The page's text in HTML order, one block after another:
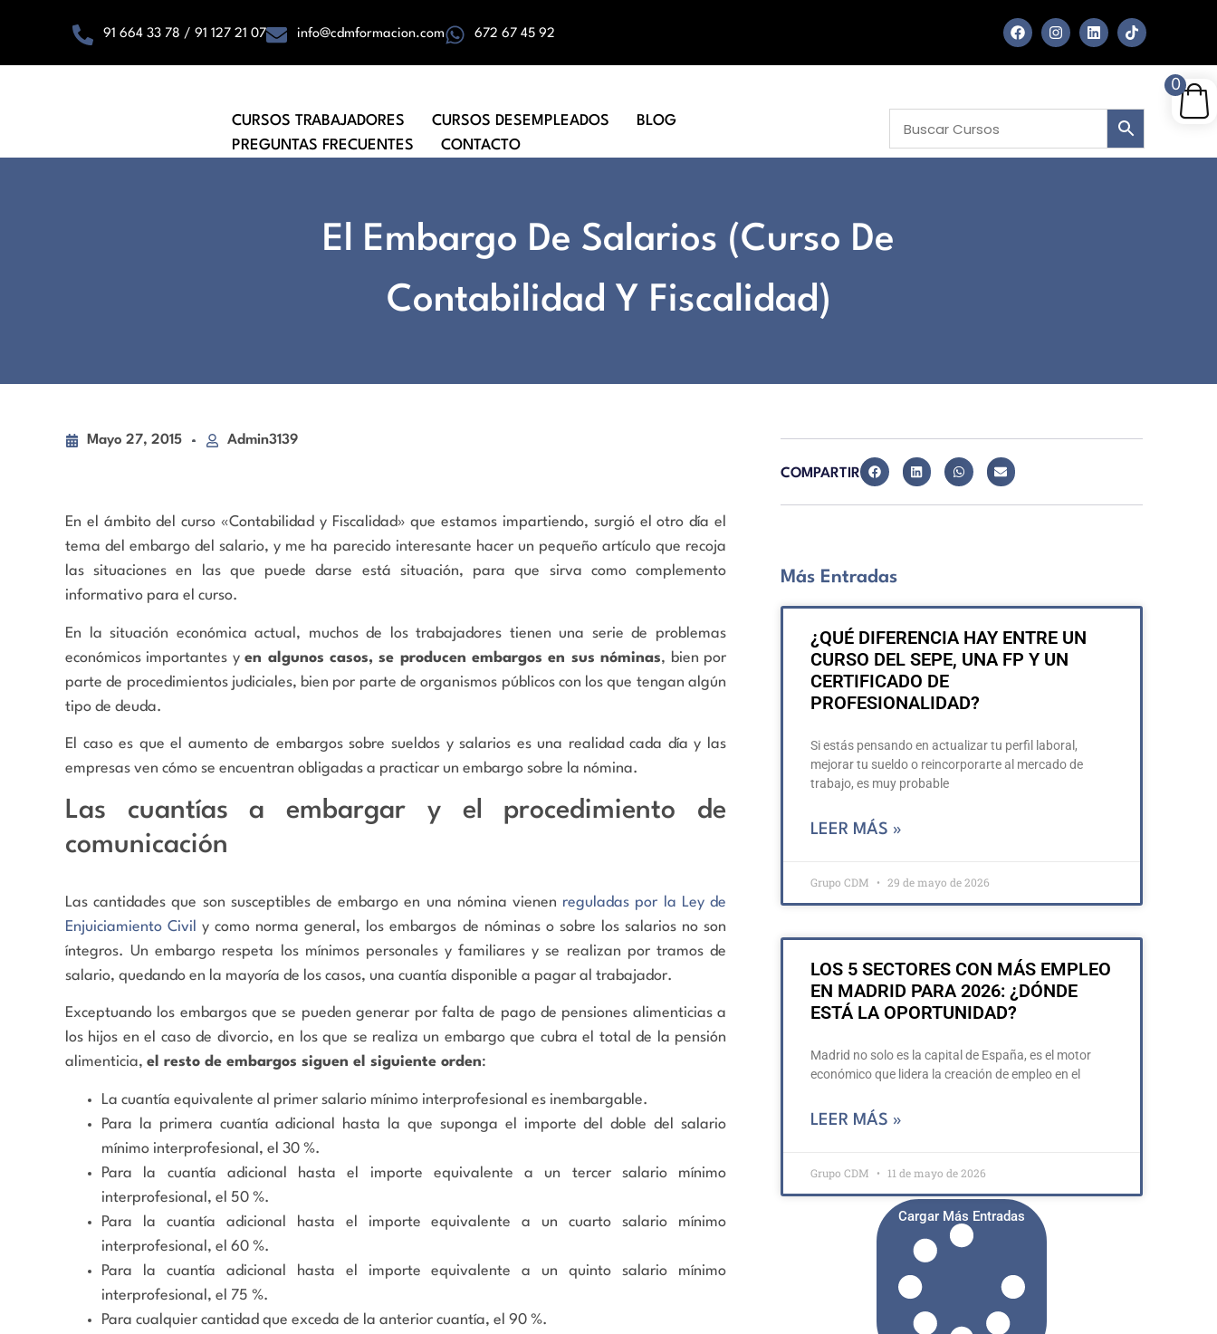
91 664 33 78 / 91 127 21 07 info@cdmformacion.com 672 67 45 92
CURSOS TRABAJADORES CURSOS DESEMPLEADOS
BLOG
PREGUNTAS FRECUENTES
CONTACTO
El Embargo De Salarios (Curso De
Contabilidad Y Fiscalidad)
Mayo 27, 2015 Admin3139
En el ámbito del curso «Contabilidad y Fiscalidad» que estamos impartiendo, surgió el otro día el
tema del embargo del salario, y me ha parecido interesante hacer un pequeño artículo que recoja
las situaciones en las que puede darse está situación, para que sirva como complemento
informativo para el curso.
En la situación económica actual, muchos de los trabajadores tienen una serie de problemas
económicos importantes yen algunos casos, se producen embargos en sus nóminas, bien por
parte de procedimientos judiciales, bien por parte de organismos públicos con los que tengan algún
tipo de deuda.
El caso es que el aumento de embargos sobre sueldos y salarios es una realidad cada día y las
empresas ven cómo se encuentran obligadas a practicar un embargo sobre la nómina.
Las cuantías a embargar y el procedimiento de
comunicación
Las cantidades que son susceptibles de embargo en una nómina vienen reguladas por la Ley de
Enjuiciamiento Civil
y como norma general, los embargos de nóminas o sobre los salarios no son
íntegros. Un embargo respeta los mínimos personales y familiares y se realizan por tramos de
salario, quedando en la mayoría de los casos, una cuantía disponible a pagar al trabajador.
Exceptuando los embargos que se pueden generar por falta de pago de pensiones alimenticias a
los hijos en el caso de divorcio, en los que se realiza un embargo que cubra el total de la pensión
alimenticia, el resto de embargos siguen el siguiente orden:
La cuantía equivalente al primer salario mínimo interprofesional es inembargable.
Para la primera cuantía adicional hasta la que suponga el importe del doble del salario
mínimo interprofesional, el 30 %.
Para la cuantía adicional hasta el importe equivalente a un tercer salario mínimo
interprofesional, el 50 %.
Para la cuantía adicional hasta el importe equivalente a un cuarto salario mínimo
interprofesional, el 60 %.
Para la cuantía adicional hasta el importe equivalente a un quinto salario mínimo
interprofesional, el 75 %.
Para cualquier cantidad que exceda de la anterior cuantía, el 90 %.
COMPARTIR
Más Entradas
¿QUÉ DIFERENCIA HAY ENTRE UN
CURSO DEL SEPE, UNA FP Y UN
CERTIFICADO DE
PROFESIONALIDAD?
Si estás pensando en actualizar tu perfil laboral,
mejorar tu sueldo o reincorporarte al mercado de
trabajo, es muy probable
LEER MÁS »
Grupo CDM 29 de mayo de 2026
LOS 5 SECTORES CON MÁS EMPLEO
EN MADRID PARA 2026: ¿DÓNDE
ESTÁ LA OPORTUNIDAD?
Madrid no solo es la capital de España, es el motor
económico que lidera la creación de empleo en el
LEER MÁS »
Grupo CDM 11 de mayo de 2026
Cargar Más Entradas
0